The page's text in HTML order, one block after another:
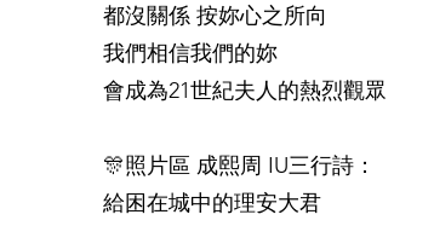
都沒關係 按妳心之所向
我們相信我們的妳
會成為21世紀夫人的熱烈觀眾
🎊照片區 成熙周 IU三行詩：
給困在城中的理安大君